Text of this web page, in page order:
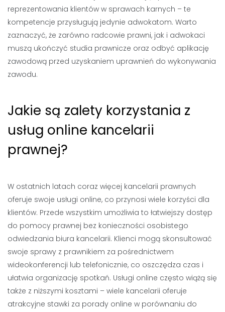
reprezentowania klientów w sprawach karnych – te
kompetencje przysługują jedynie adwokatom. Warto
zaznaczyć, że zarówno radcowie prawni, jak i adwokaci
muszą ukończyć studia prawnicze oraz odbyć aplikację
zawodową przed uzyskaniem uprawnień do wykonywania
zawodu.
Jakie są zalety korzystania z
usług online kancelarii
prawnej?
W ostatnich latach coraz więcej kancelarii prawnych
oferuje swoje usługi online, co przynosi wiele korzyści dla
klientów. Przede wszystkim umożliwia to łatwiejszy dostęp
do pomocy prawnej bez konieczności osobistego
odwiedzania biura kancelarii. Klienci mogą skonsultować
swoje sprawy z prawnikiem za pośrednictwem
wideokonferencji lub telefonicznie, co oszczędza czas i
ułatwia organizację spotkań. Usługi online często wiążą się
także z niższymi kosztami – wiele kancelarii oferuje
atrakcyjne stawki za porady online w porównaniu do